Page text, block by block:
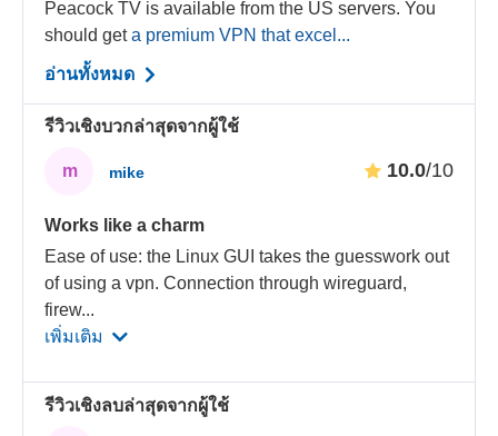
Peacock TV is available from the US servers. You
should geta premium VPN that excel...
อ่านทั้งหมด
รีวิวเชิงบวกล่าสุดจากผู้ใช้
m mike 10.0/10
Works like a charm
Ease of use: the Linux GUI takes the guesswork out
of using a vpn. Connection through wireguard,
firew...
เพิ่มเติม
รีวิวเชิงลบล่าสุดจากผู้ใช้